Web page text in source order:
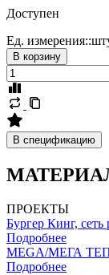
Доступен
Ед. измерения::
В корзину
В спецификацию
ПРОЕКТЫ
Бургер Кинг,
Подробнее
MEGA/МЕГА
Подробнее